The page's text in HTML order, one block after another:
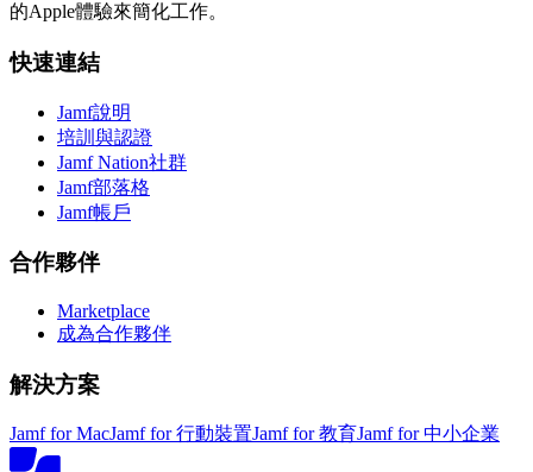
的Apple體驗來簡化工作。
快速連結
Jamf說明
培訓與認證
Jamf Nation社群
Jamf部落格
Jamf帳戶
合作夥伴
Marketplace
成為合作夥伴
解決方案
Jamf for MacJamf for 行動裝置Jamf for 教育Jamf for 中小企業